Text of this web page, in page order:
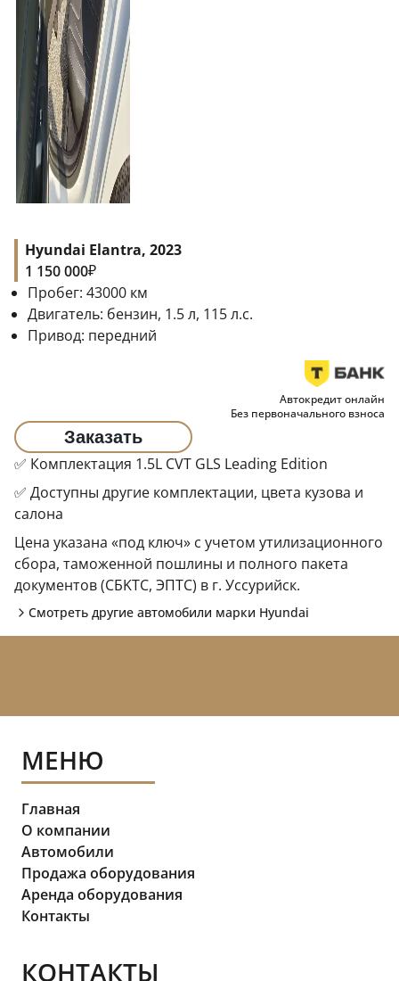
Hyundai Elantra, 2023
1 150 000₽
Пробег: 43000 км
Двигатель: бензин, 1.5 л, 115 л.с.
Привод: передний
Автокредит онлайн
Без первоначального взноса
Заказать
✅ Комплектация 1.5L CVT GLS Leading Edition
✅ Доступны другие комплектации, цвета кузова и
салона
Цена указана «под ключ» с учетом утилизационного
сбора, таможенной пошлины и полного пакета
документов (CБKТС, ЭПTC) в г. Уссурийск.
Смотреть другие автомобили марки Hyundai
МЕНЮ
Главная
О компании
Автомобили
Продажа оборудования
Аренда оборудования
Контакты
КОНТАКТЫ